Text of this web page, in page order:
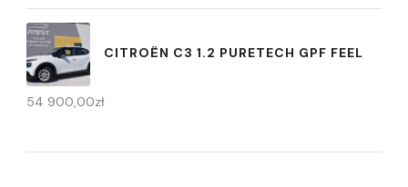
CITROËN C3 1.2 PURETECH GPF FEEL
54 900,00zł